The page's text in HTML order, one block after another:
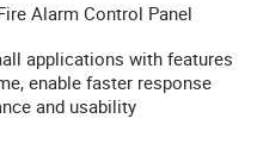
Alarm Control Panel
applications with features
enable faster response
and usability